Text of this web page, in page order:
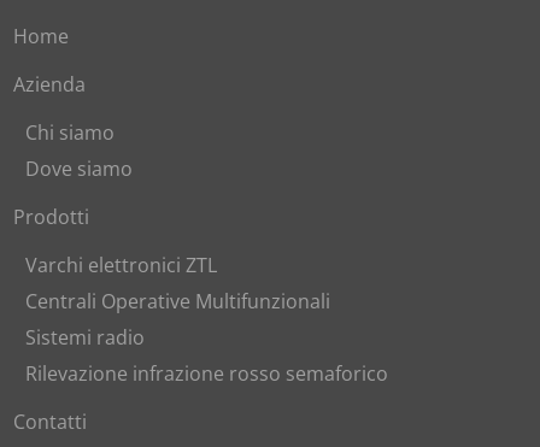
Home
Azienda
Chi siamo
Dove siamo
Prodotti
Varchi elettronici ZTL
Centrali Operative Multifunzionali
Sistemi radio
Rilevazione infrazione rosso semaforico
Contatti